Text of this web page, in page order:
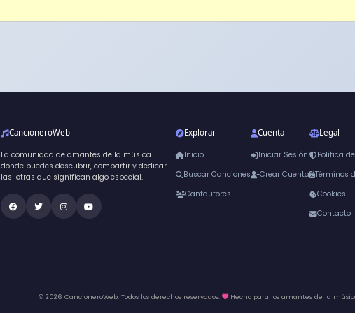
CancioneroWeb
La comunidad de amantes de la música
donde puedes descubrir, compartir y dedicar
las letras que significan algo especial.
Explorar
Inicio
Buscar Canciones
Cantautores
Cuenta
Iniciar Sesión
Crear Cuenta
Legal
Política
Términos
Cookies
Contacto
© 2026 CancioneroWeb. Todos los derechos reservados. Hecho para los amantes de la